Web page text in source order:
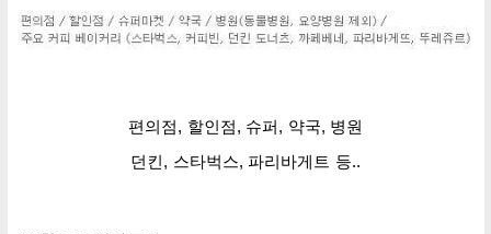
편의점, 할인점, 슈퍼, 약국, 병원
던킨, 스타벅스, 파리바게트 등..